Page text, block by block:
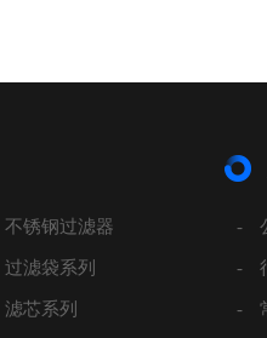
不锈钢过滤器
过滤袋系列
滤芯系列
-
-
-